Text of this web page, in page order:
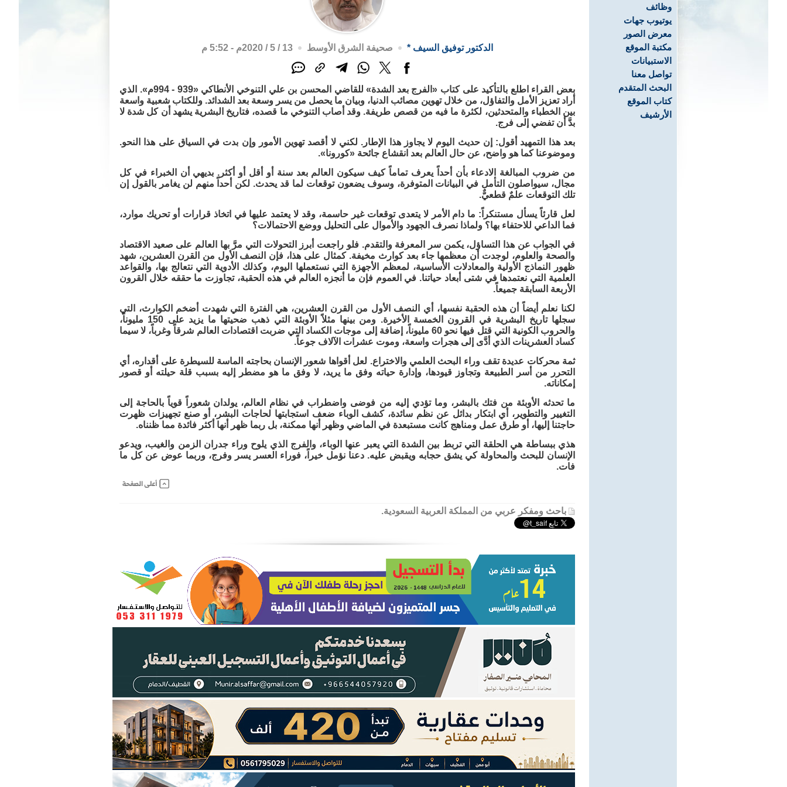
وظائف
يوتيوب جهات
معرض الصور
مكتبة الموقع
الاستبيانات
تواصل معنا
البحث المتقدم
كتاب الموقع
الأرشيف
الدكتور توفيق السيف * صحيفة الشرق الأوسط 13 / 5 / 2020م - 5:52 م
بعض القراء اطلع بالتأكيد على كتاب «الفرج بعد الشدة» للقاضي المحسن بن علي التنوخي الأنطاكي «939 - 994م». الذي
أراد تعزيز الأمل والتفاؤل، من خلال تهوين مصائب الدنيا، وبيان ما يحصل من يسر وسعة بعد الشدائد. وللكتاب شعبية واسعة
بين الخطباء والمتحدثين، لكثرة ما فيه من قصص طريفة. وقد أصاب التنوخي ما قصده، فتاريخ البشرية يشهد أن كل شدة لا
بدَّ أن تفضي إلى فرج.
بعد هذا التمهيد أقول: إن حديث اليوم لا يجاوز هذا الإطار. لكني لا أقصد تهوين الأمور وإن بدت في السياق على هذا النحو.
وموضوعنا كما هو واضح، عن حال العالم بعد انقشاع جائحة «كورونا».
من ضروب المبالغة الادعاء بأن أحداً يعرف تماماً كيف سيكون العالم بعد سنة أو أقل أو أكثر. بديهي أن الخبراء في كل
مجال، سيواصلون التأمل في البيانات المتوفرة، وسوف يضعون توقعات لما قد يحدث. لكن أحداً منهم لن يغامر بالقول إن
تلك التوقعات علمٌ قطعيٌّ.
لعل قارئاً يسأل مستنكراً: ما دام الأمر لا يتعدى توقعات غير حاسمة، وقد لا يعتمد عليها في اتخاذ قرارات أو تحريك موارد،
فما الداعي للاحتفاء بها؟ ولماذا نصرف الجهود والأموال على التحليل ووضع الاحتمالات؟
في الجواب عن هذا التساؤل، يكمن سر المعرفة والتقدم. فلو راجعت أبرز التحولات التي مرَّ بها العالم على صعيد الاقتصاد
والصحة والعلوم، لوجدت أن معظمها جاء بعد كوارث مخيفة. كمثال على هذا، فإن النصف الأول من القرن العشرين، شهد
ظهور النماذج الأولية والمعادلات الأساسية، لمعظم الأجهزة التي نستعملها اليوم، وكذلك الأدوية التي نتعالج بها، والقواعد
العلمية التي نعتمدها في شتى أبعاد حياتنا. في العموم فإن ما أنجزه العالم في هذه الحقبة، تجاوزت ما حققه خلال القرون
الأربعة السابقة جميعاً.
لكنا نعلم أيضاً أن هذه الحقبة نفسها، أي النصف الأول من القرن العشرين، هي الفترة التي شهدت أضخم الكوارث، التي
سجلها تاريخ البشرية في القرون الخمسة الأخيرة. ومن بينها مثلاً الأوبئة التي ذهب ضحيتها ما يزيد على 150 مليوناً،
والحروب الكونية التي قتل فيها نحو 60 مليوناً، إضافة إلى موجات الكساد التي ضربت اقتصادات العالم شرقاً وغرباً، لا سيما
كساد العشرينات الذي أدَّى إلى هجرات واسعة، وموت عشرات الآلاف جوعاً.
ثمة محركات عديدة تقف وراء البحث العلمي والاختراع. لعل أقواها شعور الإنسان بحاجته الماسة للسيطرة على أقداره، أي
التحرر من أسر الطبيعة وتجاوز قيودها، وإدارة حياته وفق ما يريد، لا وفق ما هو مضطر إليه بسبب قلة حيلته أو قصور
إمكاناته.
ما تحدثه الأوبئة من فتك بالبشر، وما تؤدي إليه من فوضى واضطراب في نظام العالم، يولدان شعوراً قوياً بالحاجة إلى
التغيير والتطوير، أي ابتكار بدائل عن نظم سائدة، كشف الوباء ضعف استجابتها لحاجات البشر، أو صنع تجهيزات ظهرت
حاجتنا إليها، أو طرق عمل ومناهج كانت مستبعدة في الماضي وظهر أنها ممكنة، بل ربما ظهر أنها أكثر فائدة مما ظنناه.
هذي ببساطة هي الحلقة التي تربط بين الشدة التي يعبر عنها الوباء، والفرج الذي يلوح وراء جدران الزمن والغيب، ويدعو
الإنسان للبحث والمحاولة كي يشق حجابه ويقبض عليه. دعنا نؤمل خيراً، فوراء العسر يسر وفرج، وربما عوض عن كل ما
فات.
باحث ومفكر عربي من المملكة العربية السعودية.